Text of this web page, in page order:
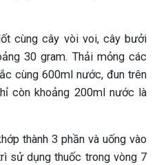
cùng cây vòi voi, cây bưởi
30 gram. Thải mỏng các
cùng 600ml nước, đun trên
còn khoảng 200ml nước là
thành 3 phần và uống vào
sử dụng thuốc trong vòng 7